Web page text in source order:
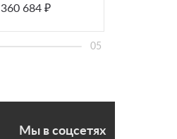
M350 M2110
360 684 ₽
05
Мы в соцсетях